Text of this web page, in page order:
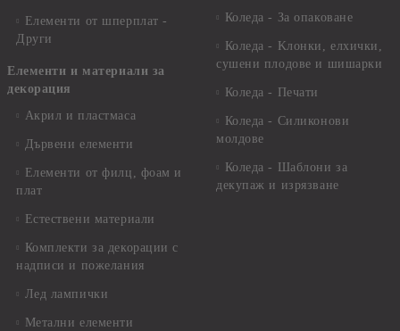
Елементи от шперплат -
Други
Елементи и материали за
декорация
Акрил и пластмаса
Дървени елементи
Елементи от филц, фоам и
плат
Естествени материали
Комплекти за декорации с
надписи и пожелания
Лед лампички
Метални елементи
Коледа - За опаковане
Коледа - Kлонки, елхички,
сушени плодове и шишарки
Коледа - Печати
Коледа - Силиконови
молдове
Коледа - Шаблони за
декупаж и изрязване